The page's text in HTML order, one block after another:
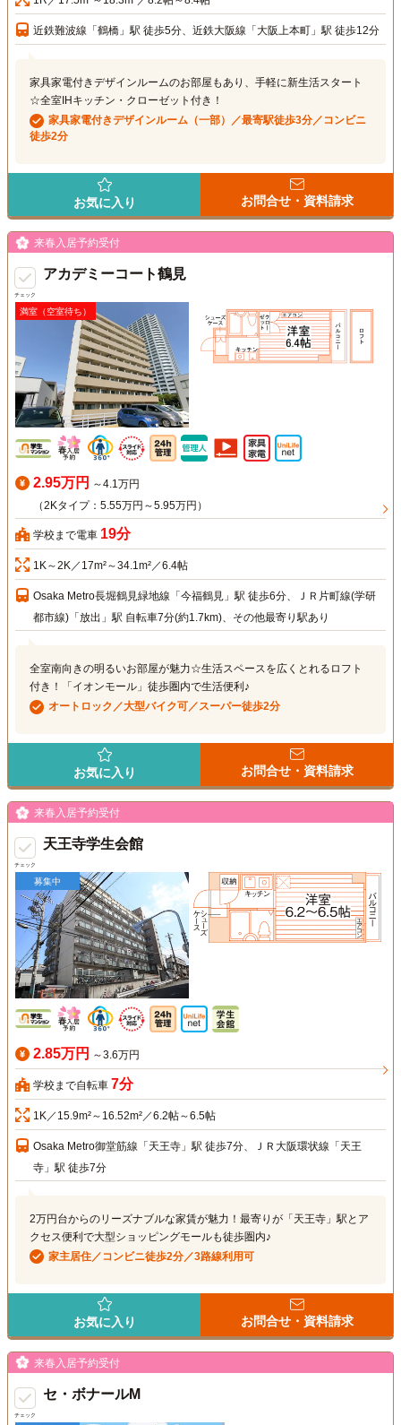
近鉄難波線「鶴橋」駅 徒歩5分、近鉄大阪線「大阪上本町」駅 徒歩12分
家具家電付きデザインルームのお部屋もあり、手軽に新生活スタート
☆全室IHキッチン・クローゼット付き！
家具家電付きデザインルーム（一部）／最寄駅徒歩3分／コンビニ
徒歩2分
お気に入り お問合せ・資料請求
チェック
来春入居予約受付
アカデミーコート鶴見
満室（空室待ち）
2.95万円 ～4.1万円
（2Kタイプ：5.55万円～5.95万円）
学校まで電車 19分
1K～2K／17m²～34.1m²／6.4帖
Osaka Metro長堀鶴見緑地線「今福鶴見」駅 徒歩6分、ＪＲ片町線(学研
都市線)「放出」駅 自転車7分(約1.7km)、その他最寄り駅あり
全室南向きの明るいお部屋が魅力☆生活スペースを広くとれるロフト
付き！「イオンモール」徒歩圏内で生活便利♪
オートロック／大型バイク可／スーパー徒歩2分
お気に入り お問合せ・資料請求
チェック
来春入居予約受付
天王寺学生会館
募集中
2.85万円 ～3.6万円
学校まで自転車 7分
1K／15.9m²～16.52m²／6.2帖～6.5帖
Osaka Metro御堂筋線「天王寺」駅 徒歩7分、ＪＲ大阪環状線「天王
寺」駅 徒歩7分
2万円台からのリーズナブルな家賃が魅力！最寄りが「天王寺」駅とア
クセス便利で大型ショッピングモールも徒歩圏内♪
家主居住／コンビニ徒歩2分／3路線利用可
お気に入り お問合せ・資料請求
チェック
来春入居予約受付
セ・ボナールM